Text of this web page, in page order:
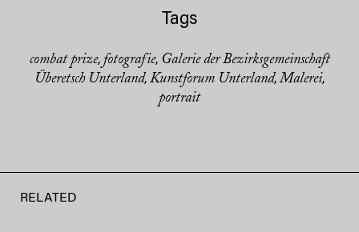
Tags
combat prize, fotografie, Galerie der Bezirksgemeinschaft
Überetsch Unterland, Kunstforum Unterland, Malerei,
portrait
RELATED